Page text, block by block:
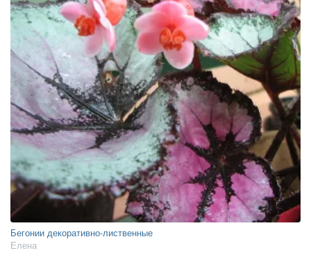
Бегонии декоративно-лиственные
Елена